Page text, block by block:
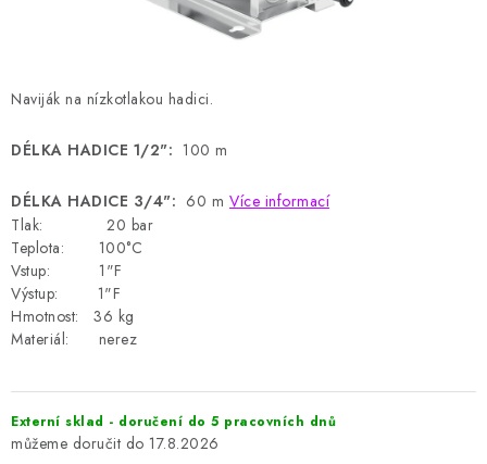
Podmínky ochrany osobních údajů
Naviják na nízkotlakou hadici.
DÉLKA HADICE 1/2": 100 m
DÉLKA HADICE 3/4": 60 m Více informací
Tlak: 20 bar
Teplota: 100°C
Vstup: 1"F
Výstup: 1"F
Hmotnost: 36 kg
Materiál: nerez
Externí sklad - doručení do 5 pracovních dnů
17.8.2026